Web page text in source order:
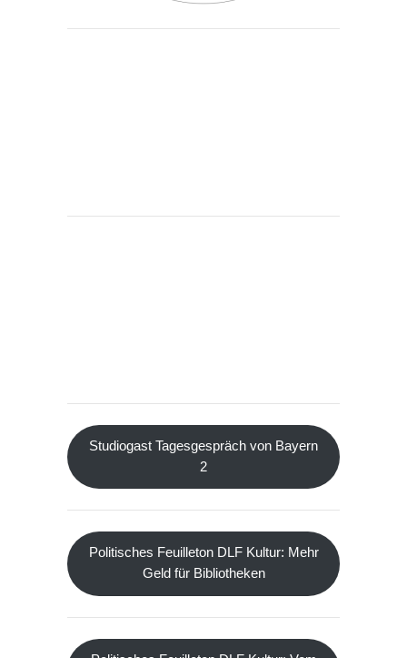
Studiogast Tagesgespräch von Bayern
2
Politisches Feuilleton DLF Kultur: Mehr
Geld für Bibliotheken